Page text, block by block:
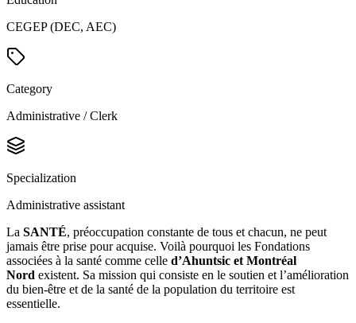
CEGEP (DEC, AEC)
Category
Administrative / Clerk
Specialization
Administrative assistant
La SANTÉ, préoccupation constante de tous et chacun, ne peut
jamais être prise pour acquise. Voilà pourquoi les Fondations
associées à la santé comme celle d’Ahuntsic et Montréal
Nord existent. Sa mission qui consiste en le soutien et l’amélioration
du bien-être et de la santé de la population du territoire est
essentielle.